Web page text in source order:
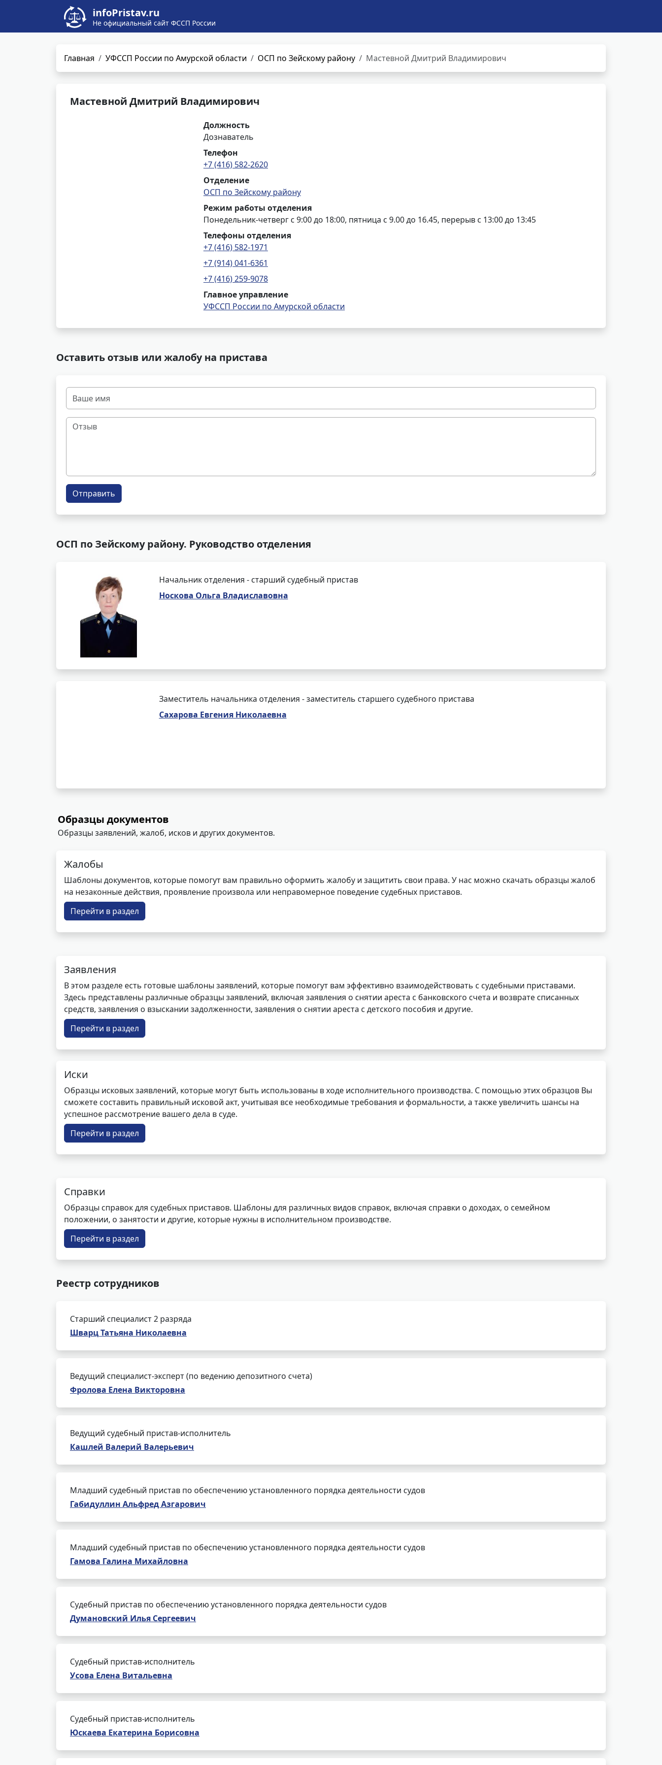
infoPristav.ru
Не официальный сайт ФССП России
Главная УФССП России по Амурской области ОСП по Зейскому району Мастевной Дмитрий Владимирович
Мастевной Дмитрий Владимирович
Должность
Дознаватель
Телефон
+7 (416) 582-2620
Отделение
ОСП по Зейскому району
Режим работы отделения
Понедельник-четверг с 9:00 до 18:00, пятница с 9.00 до 16.45, перерыв с 13:00 до 13:45
Телефоны отделения
+7 (416) 582-1971
+7 (914) 041-6361
+7 (416) 259-9078
Главное управление
УФССП России по Амурской области
Оставить отзыв или жалобу на пристава
Отправить
ОСП по Зейскому району. Руководство отделения
Начальник отделения - старший судебный пристав
Носкова Ольга Владиславовна
Заместитель начальника отделения - заместитель старшего судебного пристава
Сахарова Евгения Николаевна
Образцы документов
Образцы заявлений, жалоб, исков и других документов.
Жалобы
Шаблоны документов, которые помогут вам правильно оформить жалобу и защитить свои права. У нас можно скачать образцы жалоб
на незаконные действия, проявление произвола или неправомерное поведение судебных приставов.
Перейти в раздел
Заявления
В этом разделе есть готовые шаблоны заявлений, которые помогут вам эффективно взаимодействовать с судебными приставами.
Здесь представлены различные образцы заявлений, включая заявления о снятии ареста с банковского счета и возврате списанных
средств, заявления о взыскании задолженности, заявления о снятии ареста с детского пособия и другие.
Перейти в раздел
Иски
Образцы исковых заявлений, которые могут быть использованы в ходе исполнительного производства. С помощью этих образцов Вы
сможете составить правильный исковой акт, учитывая все необходимые требования и формальности, а также увеличить шансы на
успешное рассмотрение вашего дела в суде.
Перейти в раздел
Справки
Образцы справок для судебных приставов. Шаблоны для различных видов справок, включая справки о доходах, о семейном
положении, о занятости и другие, которые нужны в исполнительном производстве.
Перейти в раздел
Реестр сотрудников
Старший специалист 2 разряда
Шварц Татьяна Николаевна
Ведущий специалист-эксперт (по ведению депозитного счета)
Фролова Елена Викторовна
Ведущий судебный пристав-исполнитель
Кашлей Валерий Валерьевич
Младший судебный пристав по обеспечению установленного порядка деятельности судов
Габидуллин Альфред Азгарович
Младший судебный пристав по обеспечению установленного порядка деятельности судов
Гамова Галина Михайловна
Судебный пристав по обеспечению установленного порядка деятельности судов
Думановский Илья Сергеевич
Судебный пристав-исполнитель
Усова Елена Витальевна
Судебный пристав-исполнитель
Юскаева Екатерина Борисовна